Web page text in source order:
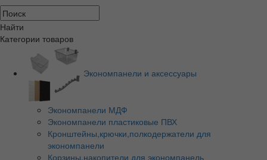
Найти
Категории товаров
Экономпанели и аксессуары
Экономпанели МДФ
Экономпанели пластиковые ПВХ
Кронштейны,крючки,полкодержатели для
экономпанели
Корзины,накопители для экономпанель